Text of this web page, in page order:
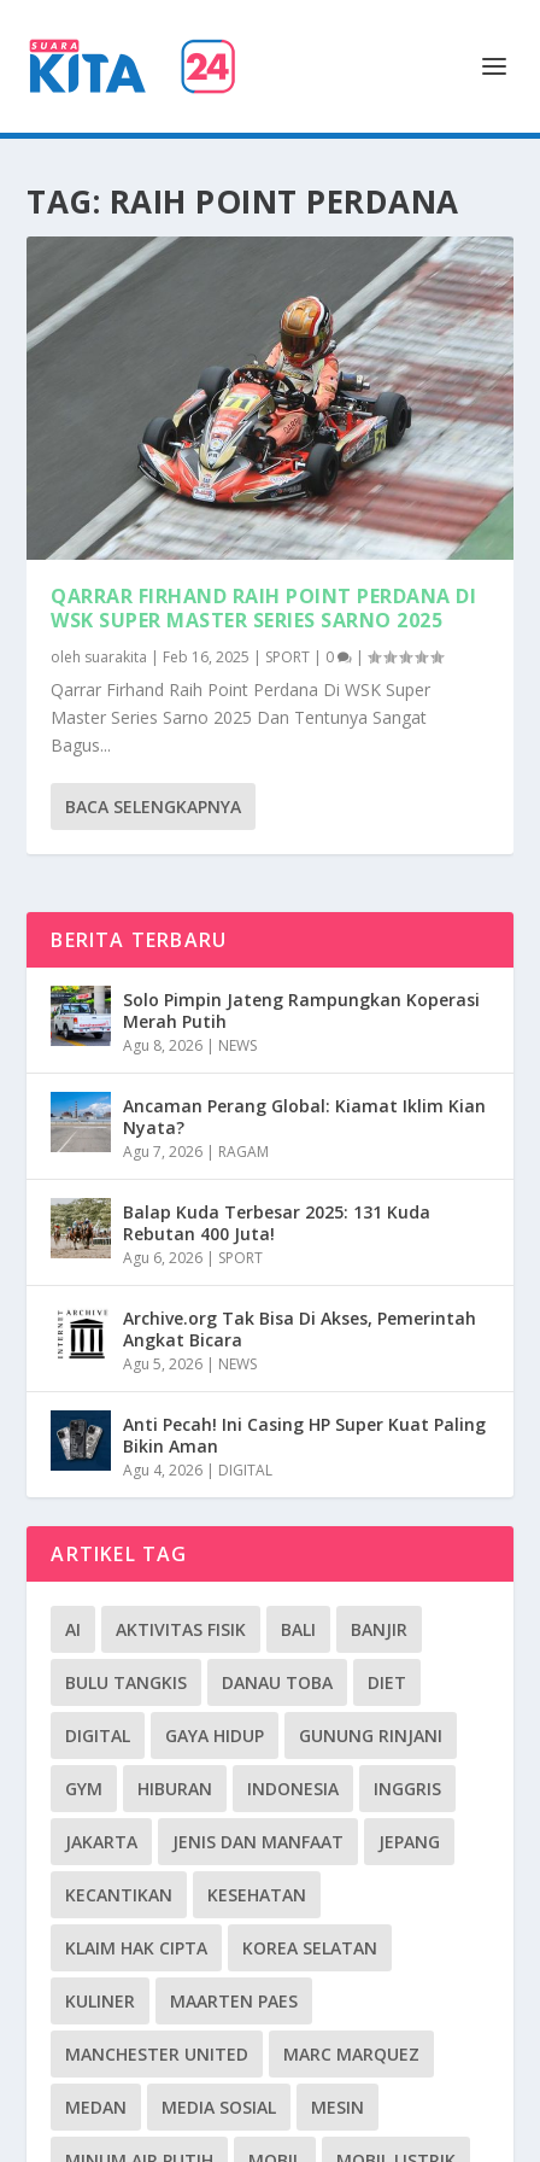
TAG: RAIH POINT PERDANA
QARRAR FIRHAND RAIH POINT PERDANA DI
WSK SUPER MASTER SERIES SARNO 2025
oleh suarakita | Feb 16, 2025 | SPORT | 0 |
Qarrar Firhand Raih Point Perdana Di WSK Super
Master Series Sarno 2025 Dan Tentunya Sangat
Bagus...
BACA SELENGKAPNYA
BERITA TERBARU
Solo Pimpin Jateng Rampungkan Koperasi
Merah Putih
Agu 8, 2026 | NEWS
Ancaman Perang Global: Kiamat Iklim Kian
Nyata?
Agu 7, 2026 | RAGAM
Balap Kuda Terbesar 2025: 131 Kuda
Rebutan 400 Juta!
Agu 6, 2026 | SPORT
Archive.org Tak Bisa Di Akses, Pemerintah
Angkat Bicara
Agu 5, 2026 | NEWS
Anti Pecah! Ini Casing HP Super Kuat Paling
Bikin Aman
Agu 4, 2026 | DIGITAL
ARTIKEL TAG
AI AKTIVITAS FISIK BALI BANJIR
BULU TANGKIS DANAU TOBA DIET
DIGITAL GAYA HIDUP GUNUNG RINJANI
GYM HIBURAN INDONESIA INGGRIS
JAKARTA JENIS DAN MANFAAT JEPANG
KECANTIKAN KESEHATAN
KLAIM HAK CIPTA KOREA SELATAN
KULINER MAARTEN PAES
MANCHESTER UNITED MARC MARQUEZ
MEDAN MEDIA SOSIAL MESIN